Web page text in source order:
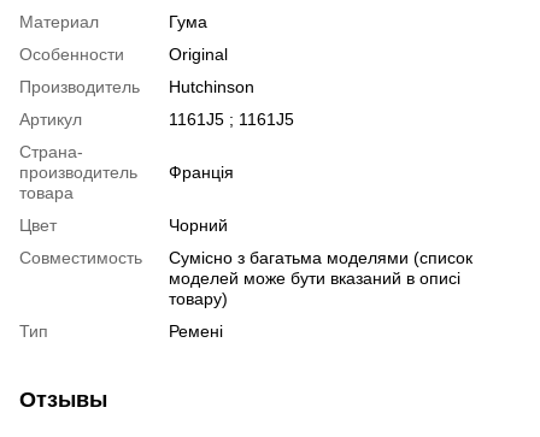
Материал
Гума
Особенности
Original
Производитель
Hutchinson
Артикул
1161J5 ; 1161J5
Страна-
производитель
товара
Франція
Цвет
Чорний
Совместимость
Сумісно з багатьма моделями (список
моделей може бути вказаний в описі
товару)
Тип
Ремені
Отзывы